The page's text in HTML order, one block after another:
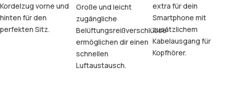
Kordelzug vorne und
hinten für den
perfekten Sitz.
Große und leicht
zugängliche
Belüftungsreißverschlüsse
ermöglichen dir einen
schnellen
Luftaustausch.
extra für dein
Smartphone mit
zusätzlichem
Kabelausgang für
Kopfhörer.